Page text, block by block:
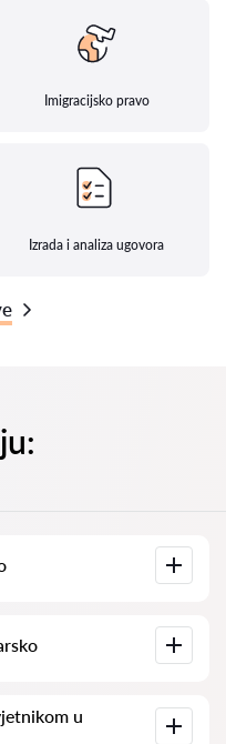
Imigracijsko pravo
Izrada i analiza ugovora
brojevi i adrese.
niti postoji
u